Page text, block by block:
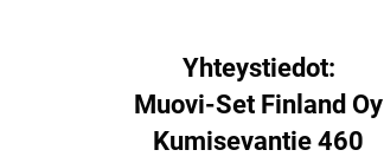
Yhteystiedot:
Muovi-Set Finland Oy
Kumisevantie 460